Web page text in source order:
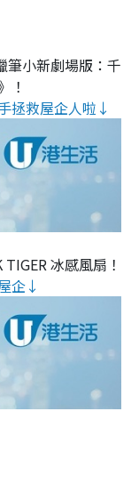
筆小新劇場版：千
！
拯救屋企人啦↓
冰感風扇！
企↓